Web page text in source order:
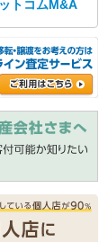
トコムM&A